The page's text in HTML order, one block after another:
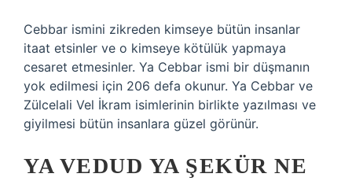
Cebbar ismini zikreden kimseye bütün insanlar
itaat etsinler ve o kimseye kötülük yapmaya
cesaret etmesinler. Ya Cebbar ismi bir düşmanın
yok edilmesi için 206 defa okunur. Ya Cebbar ve
Zülcelali Vel İkram isimlerinin birlikte yazılması ve
giyilmesi bütün insanlara güzel görünür.
YA VEDUD YA ŞEKÜR NE